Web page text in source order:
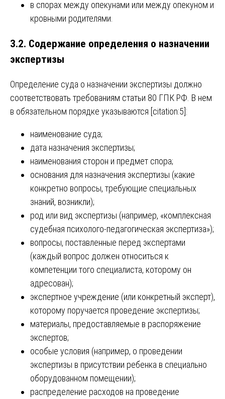
в спорах между опекунами или между опекуном и
кровными родителями.
3.2. Содержание определения о назначении
экспертизы
Определение суда о назначении экспертизы должно
соответствовать требованиям статьи 80 ГПК РФ. В нем
в обязательном порядке указываются [citation:5]:
наименование суда;
дата назначения экспертизы;
наименования сторон и предмет спора;
основания для назначения экспертизы (какие
конкретно вопросы, требующие специальных
знаний, возникли);
род или вид экспертизы (например, «комплексная
судебная психолого-педагогическая экспертиза»);
вопросы, поставленные перед экспертами
(каждый вопрос должен относиться к
компетенции того специалиста, которому он
адресован);
экспертное учреждение (или конкретный эксперт),
которому поручается проведение экспертизы;
материалы, предоставляемые в распоряжение
экспертов;
особые условия (например, о проведении
экспертизы в присутствии ребенка в специально
оборудованном помещении);
распределение расходов на проведение